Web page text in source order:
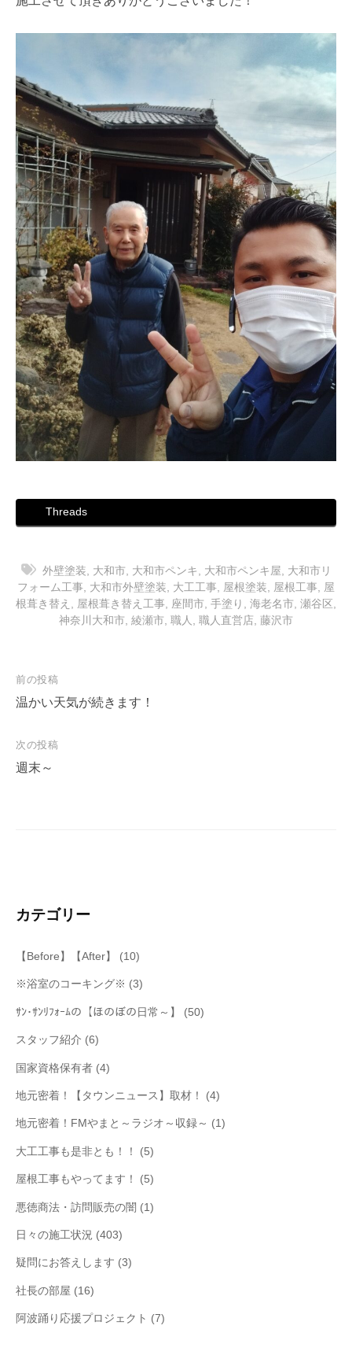
Threads
外壁塗装, 大和市, 大和市ペンキ, 大和市ペンキ屋, 大和市リ
フォーム工事, 大和市外壁塗装, 大工工事, 屋根塗装, 屋根工事, 屋
根葺き替え , 屋根葺き替え工事, 座間市, 手塗り , 海老名市, 瀬谷区,
神奈川大和市, 綾瀬市, 職人, 職人直営店, 藤沢市
投
稿
ビ
ゲ
前の投稿
温かい天気が続きます！
次の投稿
週末～
カテゴリー
【Before】【After】 (10)
※浴室のコーキング※ (3)
ｻﾝ･ｻﾝﾘﾌｫｰﾑの【ほのぼの日常～】 (50)
スタッフ紹介 (6)
国家資格保有者 (4)
地元密着！【タウンニュース】取材！ (4)
地元密着！FMやまと～ラジオ～収録～ (1)
大工工事も是非とも！！ (5)
屋根工事もやってます！ (5)
悪徳商法・訪問販売の闇 (1)
日々の施工状況 (403)
疑問にお答えします (3)
社長の部屋 (16)
阿波踊り応援プロジェクト (7)